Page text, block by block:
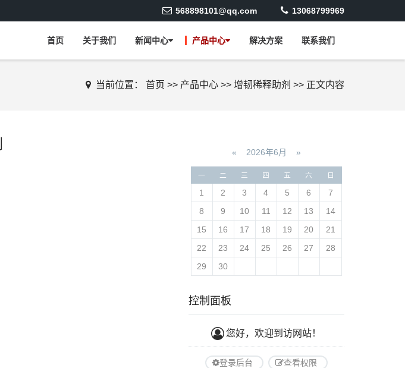
568898101@qq.com 13068799969
首页 关于我们 新闻中心 产品中心 解决方案 联系我们
当前位置： 首页 >> 产品中心 >> 增韧稀释助剂 >> 正文内容
« 2026年6月 »
一 二 三 四 五 六 日
1 2 3 4 5 6
7
8
9 10 11 12 13
14
15
16 17 18 19 20
21
22
23 24 25 26 27
28
29
30
控制面板
您好，欢迎到访网站！
登录后台 查看权限